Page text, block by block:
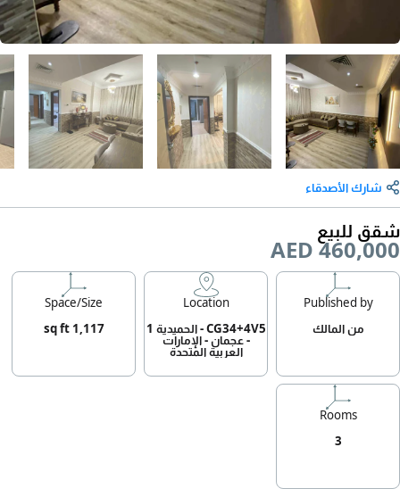
شارك الأصدقاء
شقق للبيع
AED 460,000
Published by
من المالك
Location
CG34+4V5 - الحميدية 1
- عجمان - الإمارات
العربية المتحدة
Space/Size
1,117 sq ft
Rooms
3